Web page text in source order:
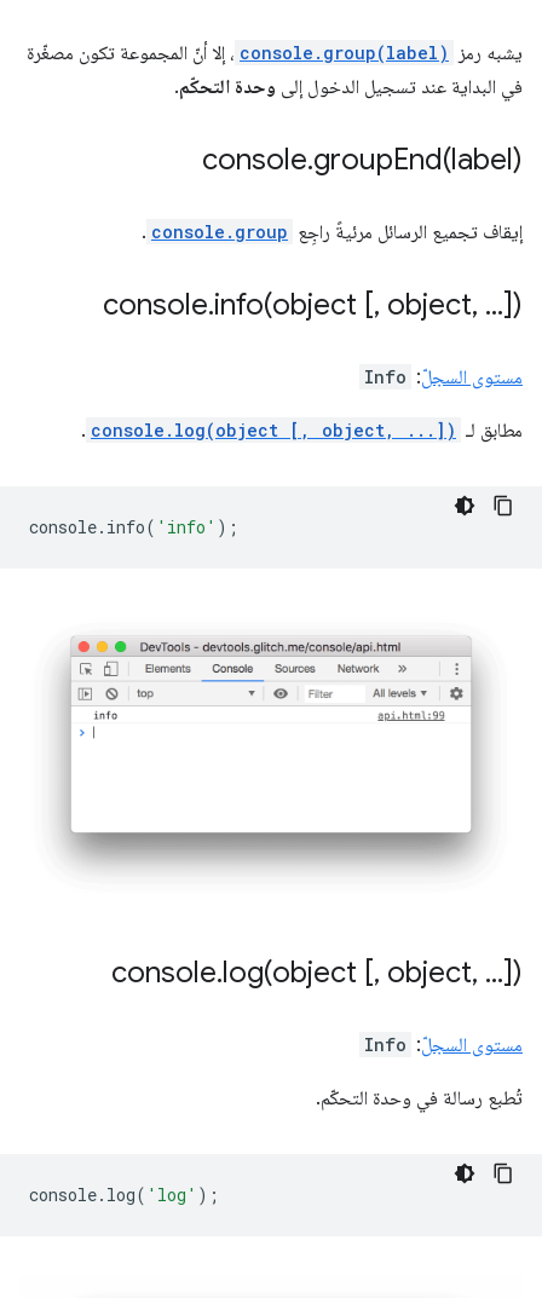
يشبه رمز console.group(label) ، إلا أنّ المجموعة تكون مصغّرة
في البداية عند تسجيل الدخول إلى وحدة التحكّم.
console.groupEnd(label)
إيقاف تجميع الرسائل مرئيةً راجِع console.group
.
console.info(object [, object, ...])
مستوى السجلّ:
Info
مطابق لـ console.log(object [, object, ...])
.
console. info( 'info' );
console.log(object [, object, ...])
مستوى السجلّ:
Info
تُطبع رسالة في وحدة التحكّم.
console. log( 'log' );